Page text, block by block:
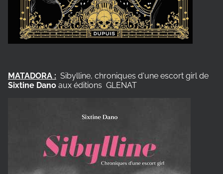
MATADORA : Sibylline, chroniques d'une escort girl de
Sixtine Dano aux éditions GLENAT